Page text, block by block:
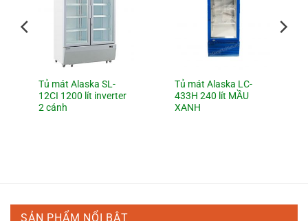
Tủ mát Alaska SL-
12CI 1200 lít inverter
2 cánh
Tủ mát Alaska LC-
433H 240 lít MẦU
XANH
SẢN PHẨM NỔI BẬT